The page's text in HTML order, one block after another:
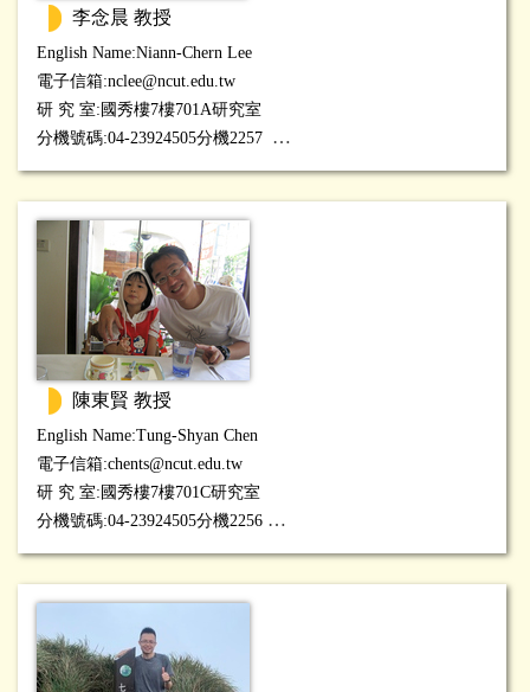
李念晨 教授
English Name:Niann-Chern Lee
電子信箱:nclee@ncut.edu.tw
研 究 室:國秀樓7樓701A研究室
分機號碼:04-23924505分機2257
研究專長:Integrable System可積系統
陳東賢 教授
English Name:Tung-Shyan Chen
電子信箱:chents@ncut.edu.tw
研 究 室:國秀樓7樓701C研究室
分機號碼:04-23924505分機2256
研究專長:代數